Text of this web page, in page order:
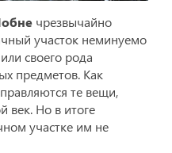
чрезвычайно
участок неминуемо
своего рода
предметов. Как
те вещи,
век. Но в итоге
участке им не